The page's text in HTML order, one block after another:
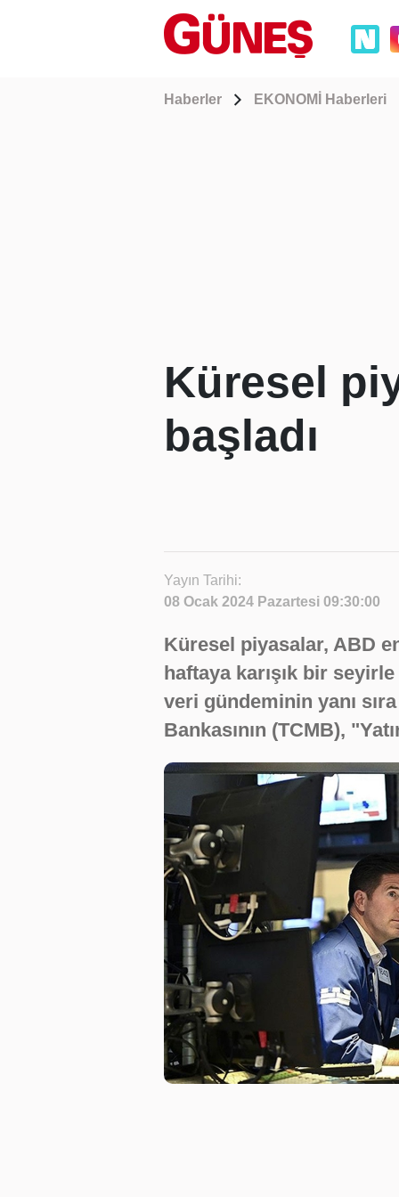
Haberler EKONOMİ Haberleri
Küresel
başladı
Yayın Tarihi:
08 Ocak 2024 Pazartesi 09:30:00
Küresel piyasalar, ABD
haftaya karışık bir
veri gündeminin yanı
Bankasının (TCMB),